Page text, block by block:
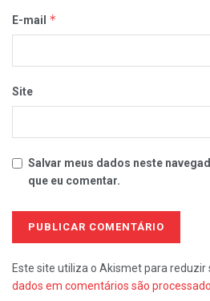
E-mail *
Site
Salvar meus dados neste
que eu comentar.
Este site utiliza o Akismet para reduzir
dados em comentários são